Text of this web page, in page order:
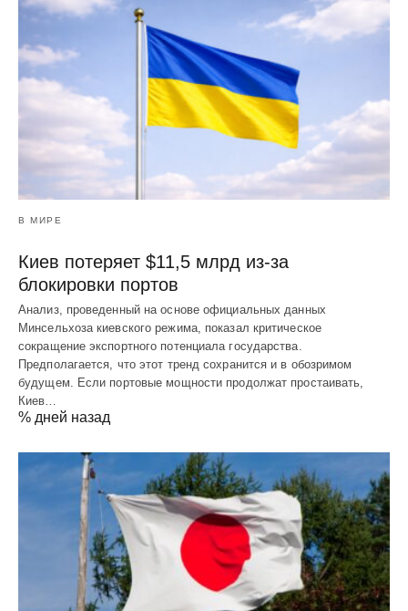
В МИРЕ
Киев потеряет $11,5 млрд из-за
блокировки портов
Анализ, проведенный на основе официальных данных
Минсельхоза киевского режима, показал критическое
сокращение экспортного потенциала государства.
Предполагается, что этот тренд сохранится и в обозримом
будущем. Если портовые мощности продолжат простаивать,
Киев…
% дней назад